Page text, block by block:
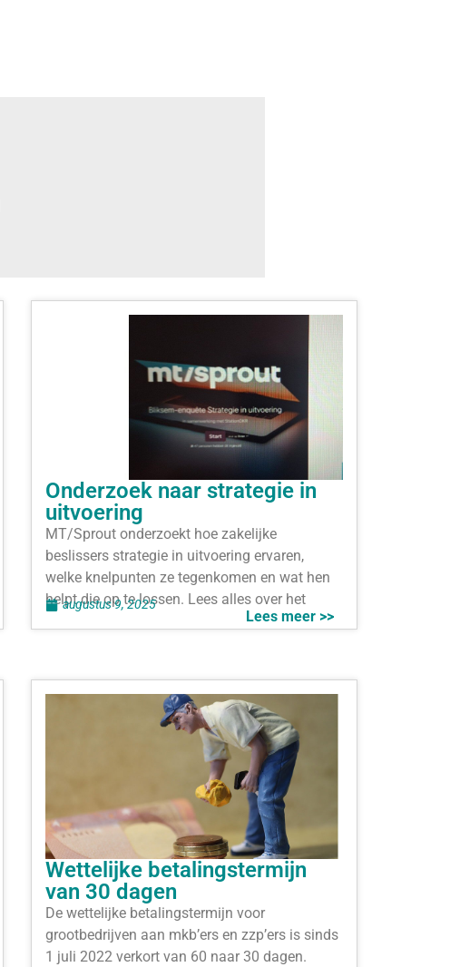
Onderzoek naar strategie in
uitvoering
MT/Sprout onderzoekt hoe zakelijke
beslissers strategie in uitvoering ervaren,
welke knelpunten ze tegenkomen en wat hen
helpt die op te lossen. Lees alles over het
Lees meer >>
augustus 9, 2025
Wettelijke betalingstermijn
van 30 dagen
De wettelijke betalingstermijn voor
grootbedrijven aan mkb’ers en zzp’ers is sinds
1 juli 2022 verkort van 60 naar 30 dagen.